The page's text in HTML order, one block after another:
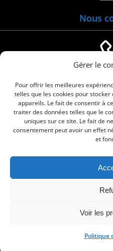
Gérer le
Pour offrir les meilleures
telles que les cookies pour
appareils. Le fait de consentir à
traiter des données telles que le
uniques sur ce site. Le fait de
consentement peut avoir un effet
et
Voir les
Politique
Nous
04 66
© 2026 Commune de
Mentions légales•